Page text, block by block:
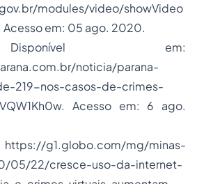
modules/video/showVideo
em: 05 ago. 2020.
em:
noticia/parana-
219-nos-casos-de-crimes-
Acesso em: 6 ago.
g1.globo.com/mg/minas-
05/22/cresce-uso-da-internet-